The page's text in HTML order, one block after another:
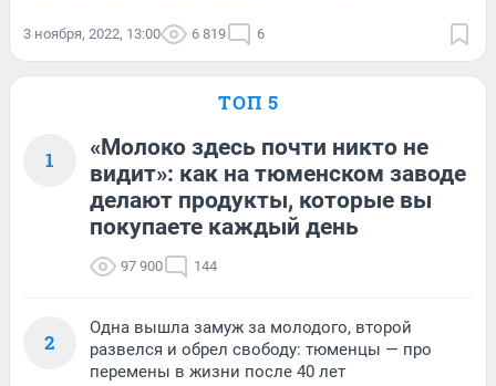
3 ноября, 2022, 13:00 6 819 6
ТОП 5
1
«Молоко здесь почти никто не
видит»: как на тюменском заводе
делают продукты, которые вы
покупаете каждый день
97 900 144
2
Одна вышла замуж за молодого, второй
развелся и обрел свободу: тюменцы — про
перемены в жизни после 40 лет